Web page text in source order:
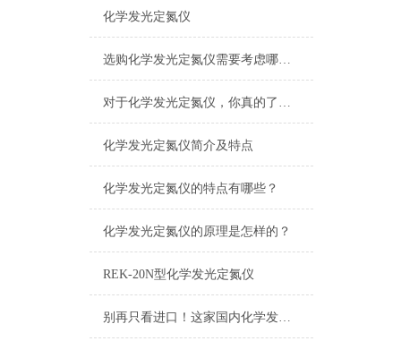
化学发光定氮仪
选购化学发光定氮仪需要考虑哪些问题
对于化学发光定氮仪，你真的了解吗？
化学发光定氮仪简介及特点
化学发光定氮仪的特点有哪些？
化学发光定氮仪的原理是怎样的？
REK-20N型化学发光定氮仪
别再只看进口！这家国内化学发光定氮仪生产厂家已实现技术突破